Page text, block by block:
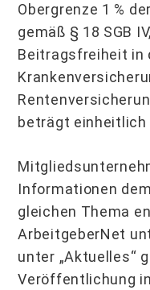
Obergrenze 1 %
gemäß § 18 SGB
Beitragsfreiheit in
beträgt einheitlich
Informationen
gleichen Thema
ArbeitgeberNet
unter „Aktuelles“
Veröffentlichung